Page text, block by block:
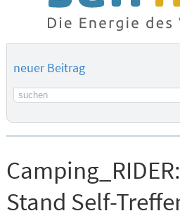
neuer Beitrag
Suchbegriff
Camping_RIDER:
Stand Self-